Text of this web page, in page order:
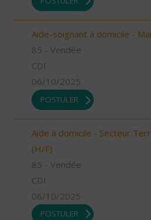
Aide-soignant à domicile -
85 - Vendée
CDI
06/10/2025
POSTULER
Aide à domicile - Secteur
(H/F)
85 - Vendée
CDI
06/10/2025
POSTULER